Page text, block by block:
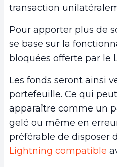
transaction
Pour apporter plus de
se base sur la
bloquées offerte par le
Les fonds seront ainsi
portefeuille. Ce qui
apparaître comme un
gelé ou même en
préférable de disposer
Lightning compatible